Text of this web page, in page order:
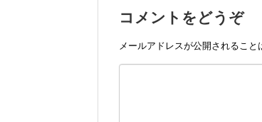
コメントをどうぞ
メールアドレスが公開されること